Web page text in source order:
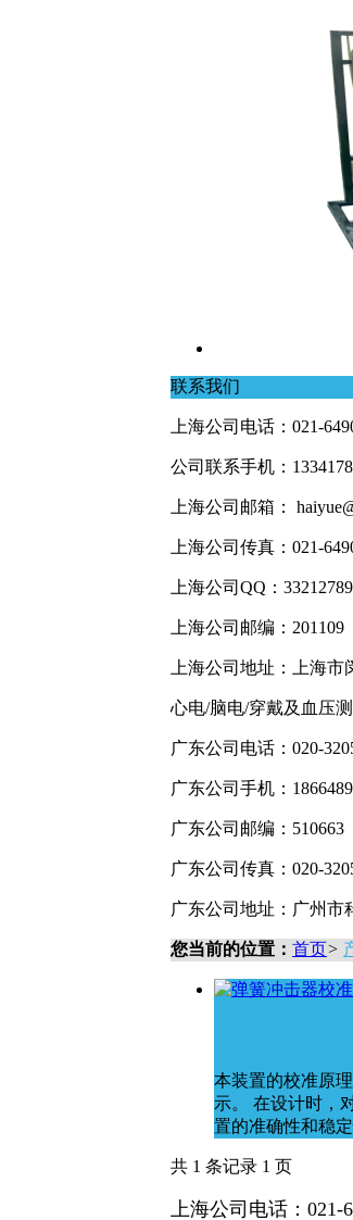
联系我们
上海公司电话：021-
公司联系手机：
上海公司邮箱：
上海公司传真：021-
上海公司QQ：
上海公司邮编：201109
上海公司地址：上海
心电/脑电/穿戴及血压测
广东公司电话：020-
广东公司手机：
广东公司邮编：510663
广东公司传真：020-
广东公司地址：广州市
您当前的位置： 首页>
本装置的校准原
示。 在设计时，
置的准确性和稳定
共 1 条记录 1 页
上海公司电话：021-